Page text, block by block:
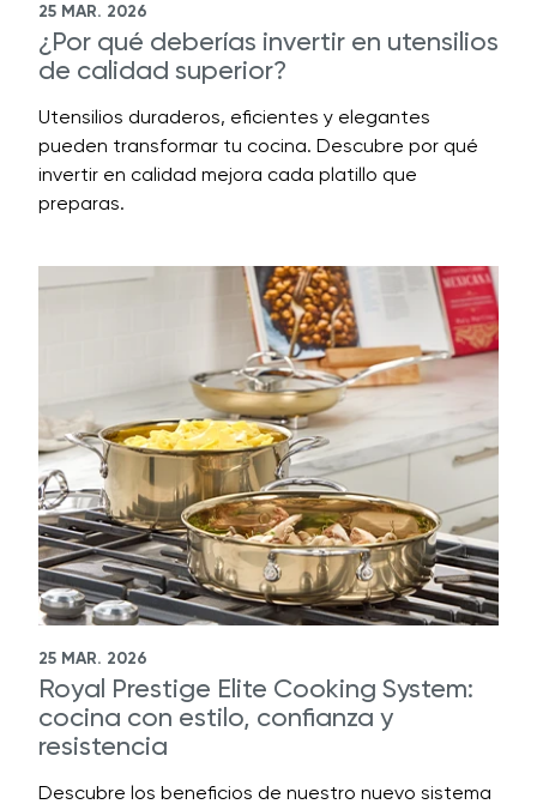
25 MAR. 2026
¿Por qué deberías invertir en utensilios
de calidad superior?
Utensilios duraderos, eficientes y elegantes
pueden transformar tu cocina. Descubre por qué
invertir en calidad mejora cada platillo que
preparas.
25 MAR. 2026
Royal Prestige Elite Cooking System:
cocina con estilo, confianza y
resistencia
Descubre los beneficios de nuestro nuevo sistema